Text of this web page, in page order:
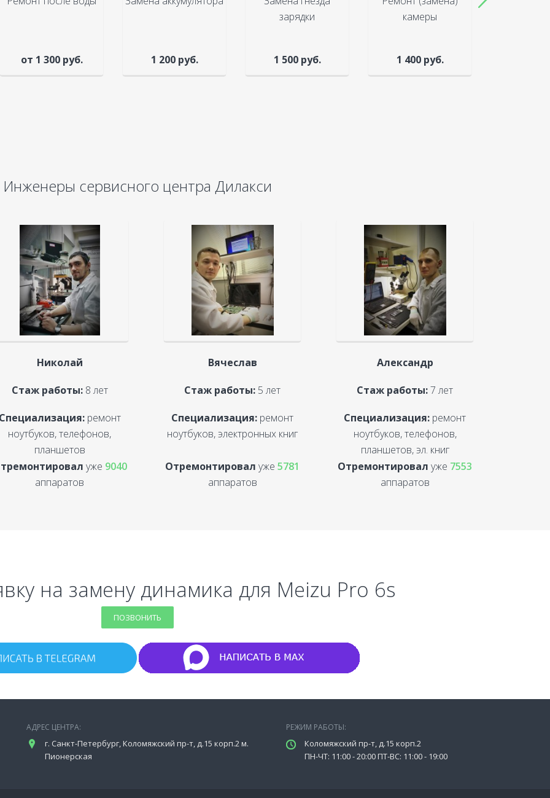
от 1 300 руб. 1 200 руб.
зарядки
1 500 руб.
камеры
1 400 руб.
Инженеры сервисного центра Дилакси
Николай
Стаж работы:8 лет
ремонт
ноутбуков, телефонов,
планшетов
уже 9040
аппаратов
Вячеслав
Стаж работы: 5 лет
Специализация: ремонт
ноутбуков, электронных книг
Отремонтировалуже5781
аппаратов
Александр
Стаж работы:7 лет
Специализация: ремонт
ноутбуков, телефонов,
планшетов, эл. книг
Отремонтировалуже 7553
аппаратов
на замену динамика для Meizu Pro 6s
ПОЗВОНИТЬ
АДРЕС ЦЕНТРА:
г. Санкт-Петербург, Коломяжский пр-т, д.15 корп.2 м.
Пионерская
РЕЖИМ РАБОТЫ:
Коломяжский пр-т, д.15 корп.2
ПН-ЧТ: 11:00 - 20:00 ПТ-ВС: 11:00 - 19:00